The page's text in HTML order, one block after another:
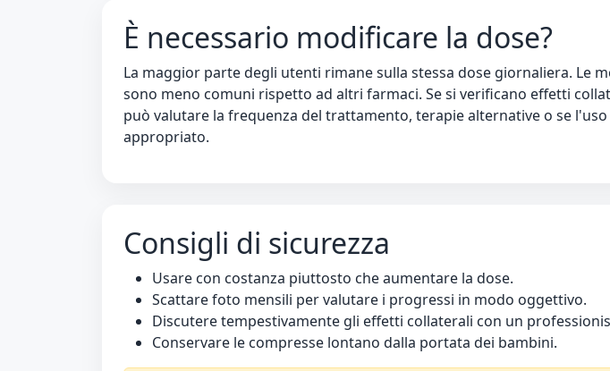
È necessario modificare la dose?
La maggior parte degli utenti rimane sulla stessa dose giornaliera. Le
sono meno comuni rispetto ad altri farmaci. Se si verificano effetti
può valutare la frequenza del trattamento, terapie alternative o se
appropriato.
Consigli di sicurezza
Usare con costanza piuttosto che aumentare la dose.
Scattare foto mensili per valutare i progressi in modo oggettivo.
Discutere tempestivamente gli effetti collaterali con un
Conservare le compresse lontano dalla portata dei bambini.